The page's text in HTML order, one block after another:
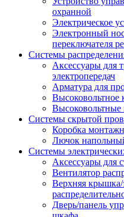
охранной
Электрическое
Электронный
переключателя
Системы
Аксессуары для
электропередач
Арматура для
Высоковольтное
Высоковольтные
Системы скрытой
Коробка
Лючок
Системы
Аксессуары для
Вентилятор
Верхняя
Дверь/панель